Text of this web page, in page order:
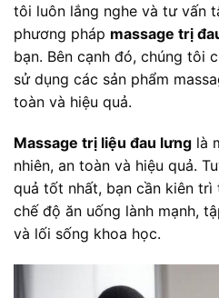
tôi luôn lắng nghe và tư vấn
phương pháp massage trị
bạn. Bên cạnh đó, chúng tôi
sử dụng các sản phẩm
toàn và hiệu quả.
Massage trị liệu đau lưng là
nhiên, an toàn và hiệu quả.
quả tốt nhất, bạn cần kiên
chế độ ăn uống lành mạnh,
và lối sống khoa học.